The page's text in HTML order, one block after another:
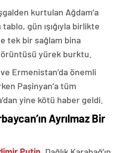
kurtulan Ağdam’a
gün ışığıyla birlikte
tek bir sağlam bina
yürek burktu.
Ermenistan’da önemli
Paşinyan’a tüm
yine kötü haber geldi.
Ayrılmaz Bir